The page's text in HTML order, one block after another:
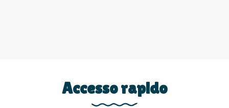
Accesso rapido